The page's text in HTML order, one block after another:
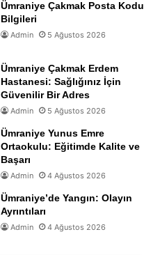
Ümraniye Çakmak Posta Kodu
Bilgileri
Admin 5 Ağustos 2026
Ümraniye Çakmak Erdem
Hastanesi: Sağlığınız İçin
Güvenilir Bir Adres
Admin 5 Ağustos 2026
Ümraniye Yunus Emre
Ortaokulu: Eğitimde Kalite ve
Başarı
Admin 4 Ağustos 2026
Ümraniye’de Yangın: Olayın
Ayrıntıları
Admin 4 Ağustos 2026